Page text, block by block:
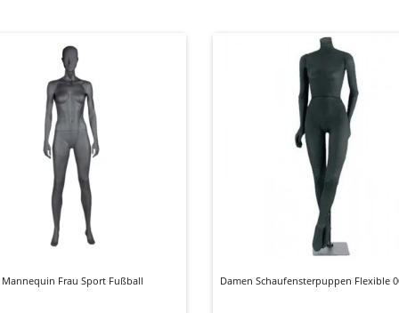
Mannequin Frau Sport Fußball Damen Schaufensterpuppen Flexible